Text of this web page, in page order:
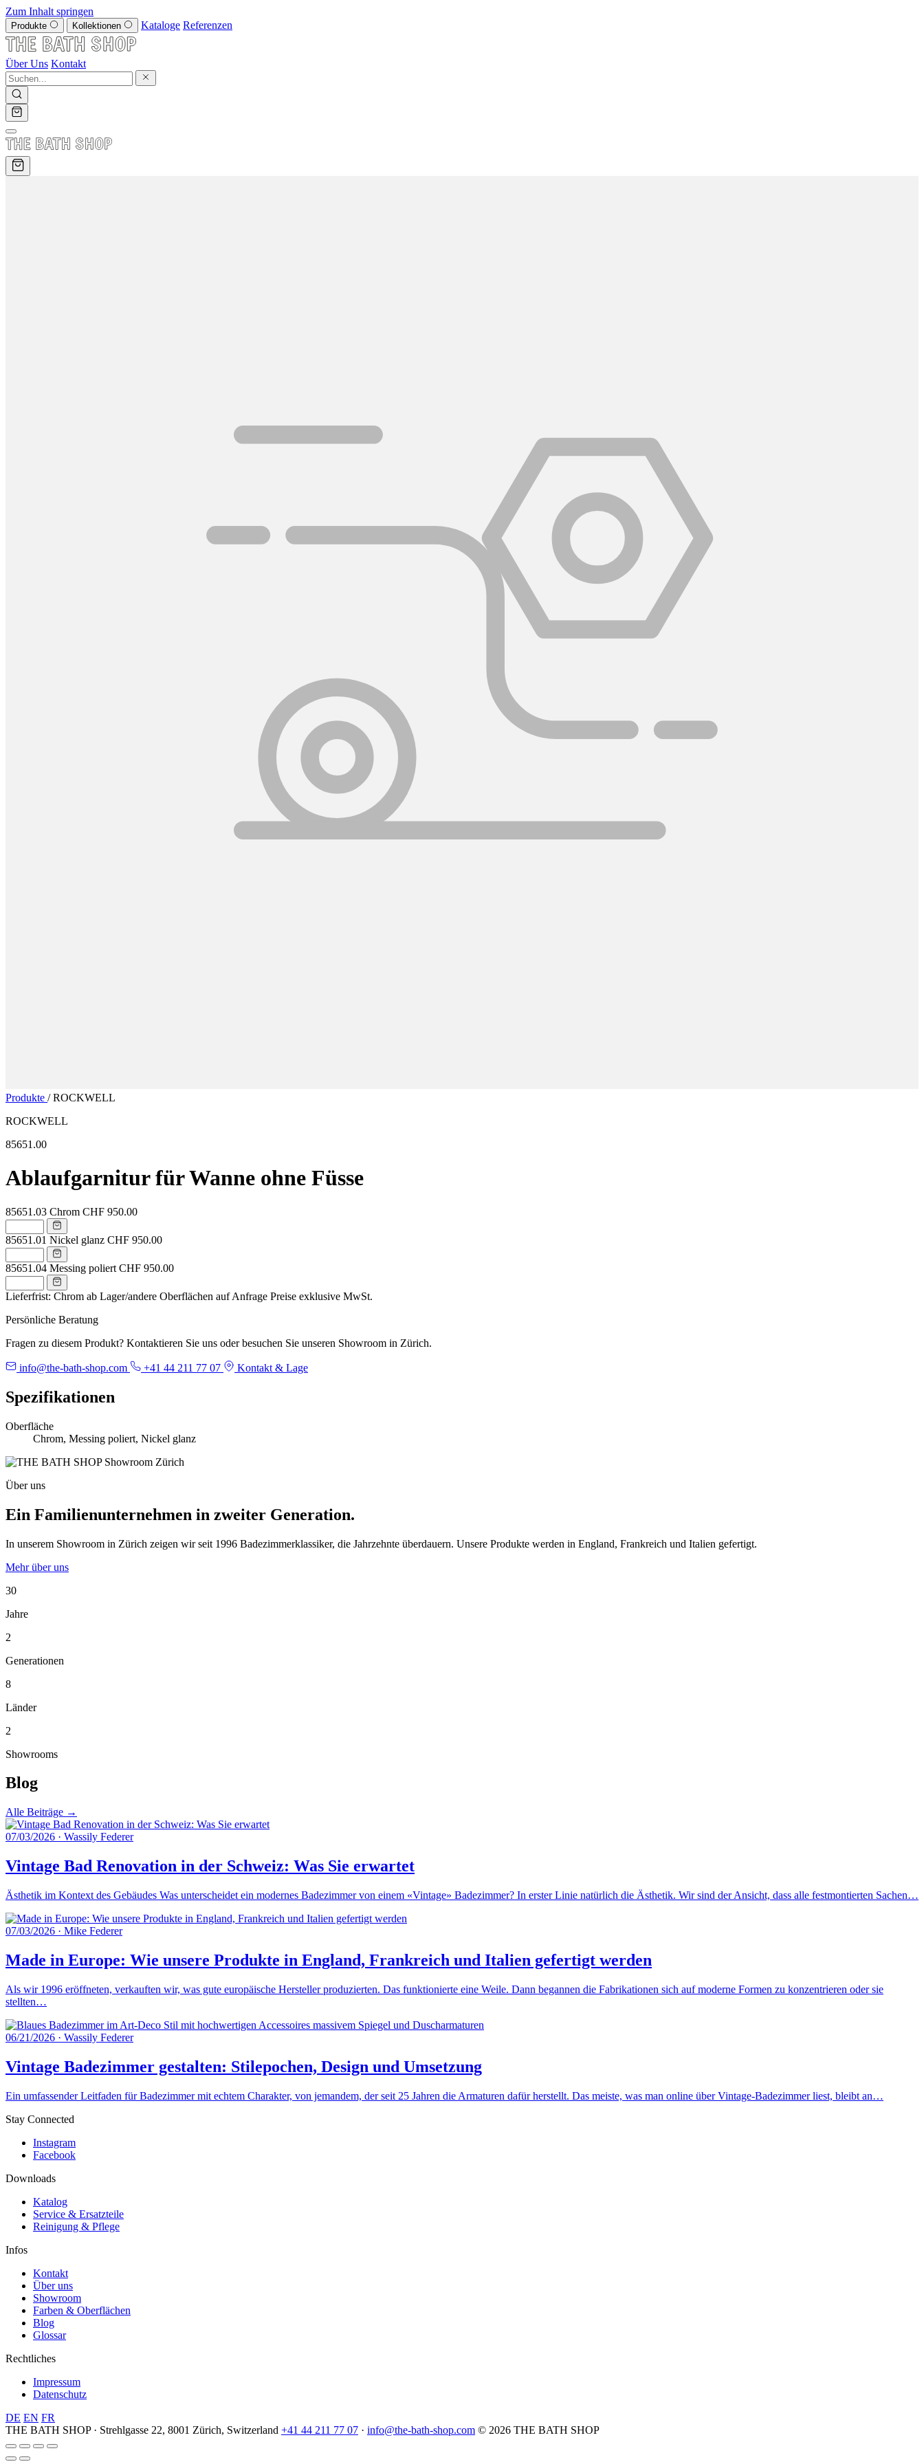
Zum Inhalt springen
Produkte Kollektionen Kataloge Referenzen
Über Uns Kontakt
Produkte / ROCKWELL
ROCKWELL
85651.00
Ablaufgarnitur für Wanne ohne Füsse
85651.03 Chrom CHF 950.00
85651.01 Nickel glanz CHF 950.00
85651.04 Messing poliert CHF 950.00
Lieferfrist: Chrom ab Lager/andere Oberflächen auf Anfrage Preise exklusive MwSt.
Persönliche Beratung
Fragen zu diesem Produkt? Kontaktieren Sie uns oder besuchen Sie unseren Showroom in Zürich.
info@the-bath-shop.com +41 44 211 77 07 Kontakt & Lage
Spezifikationen
Oberfläche
Chrom, Messing poliert, Nickel glanz
Über uns
Ein Familienunternehmen in zweiter Generation.
In unserem Showroom in Zürich zeigen wir seit 1996 Badezimmerklassiker, die Jahrzehnte überdauern. Unsere Produkte werden in England, Frankreich und Italien gefertigt.
Mehr über uns
30
Jahre
2
Generationen
8
Länder
2
Showrooms
Blog
Alle Beiträge →
07/03/2026 · Wassily Federer
Vintage Bad Renovation in der Schweiz: Was Sie erwartet
Ästhetik im Kontext des Gebäudes Was unterscheidet ein modernes Badezimmer von einem «Vintage» Badezimmer? In erster Linie natürlich die Ästhetik. Wir sind der Ansicht, dass alle festmontierten Sachen…
07/03/2026 · Mike Federer
Made in Europe: Wie unsere Produkte in England, Frankreich und Italien gefertigt werden
Als wir 1996 eröffneten, verkauften wir, was gute europäische Hersteller produzierten. Das funktionierte eine Weile. Dann begannen die Fabrikationen sich auf moderne Formen zu konzentrieren oder sie
stellten…
06/21/2026 · Wassily Federer
Vintage Badezimmer gestalten: Stilepochen, Design und Umsetzung
Ein umfassender Leitfaden für Badezimmer mit echtem Charakter, von jemandem, der seit 25 Jahren die Armaturen dafür herstellt. Das meiste, was man online über Vintage-Badezimmer liest, bleibt an…
Stay Connected
Instagram
Facebook
Downloads
Katalog
Service & Ersatzteile
Reinigung & Pflege
Infos
Kontakt
Über uns
Showroom
Farben & Oberflächen
Blog
Glossar
Rechtliches
Impressum
Datenschutz
DE EN FR
THE BATH SHOP · Strehlgasse 22, 8001 Zürich, Switzerland +41 44 211 77 07 · info@the-bath-shop.com © 2026 THE BATH SHOP